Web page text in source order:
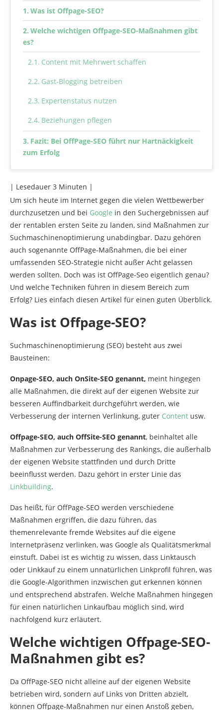
Was ist Offpage-SEO?
Welche wichtigen Offpage-SEO-Maßnahmen gibt
es?
Content mit Mehrwert schaffen
Gast-Blogging betreiben
Expertenstatus nutzen
Beziehungen pflegen
Fazit: Bei OffPage-SEO führt nur Hartnäckigkeit
zum Erfolg
| Lesedauer 3 Minuten |
Um sich heute im Internet gegen die vielen Wettbewerber
durchzusetzen und bei Google in den Suchergebnissen auf
der rentablen ersten Seite zu landen, sind Maßnahmen zur
Suchmaschinenoptimierung unabdingbar. Dazu gehören
auch sogenannte OffPage-Maßnahmen, die bei einer
umfassenden SEO-Strategie nicht außer Acht gelassen
werden sollten. Doch was ist OffPage-Seo eigentlich genau?
Und welche Techniken führen in diesem Bereich zum
Erfolg? Lies einfach diesen Artikel für einen guten Überblick.
Was ist Offpage-SEO?
Suchmaschinenoptimierung (SEO) besteht aus zwei
Bausteinen:
Onpage-SEO, auch OnSite-SEO genannt, meint hingegen
alle Maßnahmen, die direkt auf der eigenen Website zur
besseren Auffindbarkeit durchgeführt werden, wie
Verbesserung der internen Verlinkung, guter Content usw.
Offpage-SEO, auch OffSite-SEO genannt, beinhaltet alle
Maßnahmen zur Verbesserung des Rankings, die außerhalb
der eigenen Website stattfinden und durch Dritte
beeinflusst werden. Dazu gehört in erster Linie das
Linkbuilding.
Das heißt, für OffPage-SEO werden verschiedene
Maßnahmen ergriffen, die dazu führen, das
themenrelevante fremde Websites auf die eigene
Internetpräsenz verlinken, was Google als Qualitätsmerkmal
einstuft. Dabei ist es wichtig zu wissen, dass Linktausch
oder Linkkauf zu einem unnatürlichen Linkprofil führen, was
die Google-Algorithmen inzwischen gut erkennen können
und entsprechend abstrafen. Welche Maßnahmen hingegen
für einen natürlichen Linkaufbau möglich sind, wird
nachfolgend kurz erläutert.
Welche wichtigen Offpage-SEO-
Maßnahmen gibt es?
Da OffPage-SEO nicht alleine auf der eigenen Website
betrieben wird, sondern auf Links von Dritten abzielt,
können Offpage-Maßnahmen nur einen Anstoß geben,